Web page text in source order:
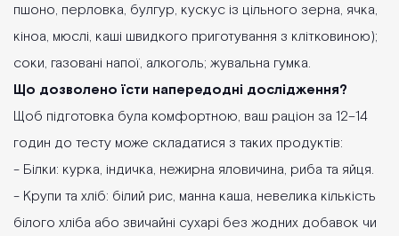
пшоно, перловка, булгур, кускус із цільного зерна, ячка,
кіноа, мюслі, каші швидкого приготування з клітковиною);
соки, газовані напої, алкоголь; жувальна гумка.
Що дозволено їсти напередодні дослідження?
Щоб підготовка була комфортною, ваш раціон за 12–14
годин до тесту може складатися з таких продуктів:
- Білки: курка, індичка, нежирна яловичина, риба та яйця.
- Крупи та хліб: білий рис, манна каша, невелика кількість
білого хліба або звичайні сухарі без жодних добавок чи